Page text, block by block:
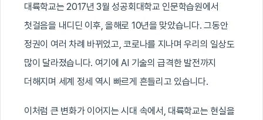
대륙학교는 2017년 3월 성공회대학교 인문학습원에서
첫걸음을 내디딘 이후, 올해로 10년을 맞았습니다. 그동안
정권이 여러 차례 바뀌었고, 코로나를 지나며 우리의 일상도
많이 달라졌습니다. 여기에 AI 기술의 급격한 발전까지
더해지며 세계 정세 역시 빠르게 흔들리고 있습니다.
이처럼 큰 변화가 이어지는 시대 속에서, 대륙학교는 현실을